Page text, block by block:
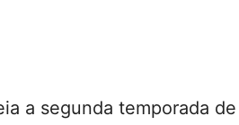
a segunda temporada de